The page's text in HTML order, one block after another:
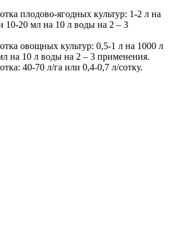
плодово-ягодных культур: 1-2 л на
10-20 мл на 10 л воды на 2 – 3
овощных культур: 0,5-1 л на 1000 л
на 10 л воды на 2 – 3 применения.
40-70 л/га или 0,4-0,7 л/сотку.